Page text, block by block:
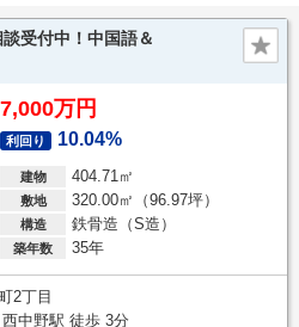
受付中！中国語＆
7,000万円
利回り 10.04%
建物 404.71㎡
敷地 320.00㎡（96.97坪）
構造 鉄骨造（S造）
築年数 35年
2丁目
中野駅 徒歩 3分